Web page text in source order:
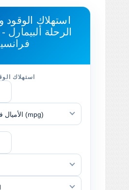
استهلاك الوقود
الرحلة
استهلاك
الأميال في الجالون (mpg)